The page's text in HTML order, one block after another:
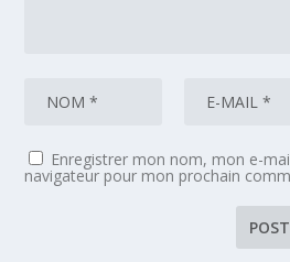
Enregistrer mon nom, mon e-
navigateur pour mon prochain